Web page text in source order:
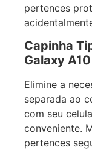
pertences
Capinha
Galaxy A10
Elimine a
separada ao
com seu
conveniente.
pertences